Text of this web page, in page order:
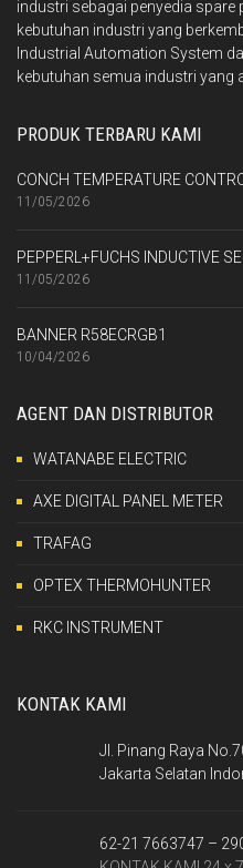
industri sebagai penyedia spare
kebutuhan industri yang
Industrial Automation System
kebutuhan semua industri yang
PRODUK TERBARU KAMI
CONCH TEMPERATURE
11/05/2026
PEPPERL+FUCHS INDUCTIVE
11/05/2026
BANNER R58ECRGB1
10/04/2026
AGENT DAN DISTRIBUTOR
WATANABE ELECTRIC
AXE DIGITAL PANEL METER
TRAFAG
OPTEX THERMOHUNTER
RKC INSTRUMENT
KONTAK KAMI
Jl. Pinang Raya
Jakarta Selatan
62-21 7663747 –